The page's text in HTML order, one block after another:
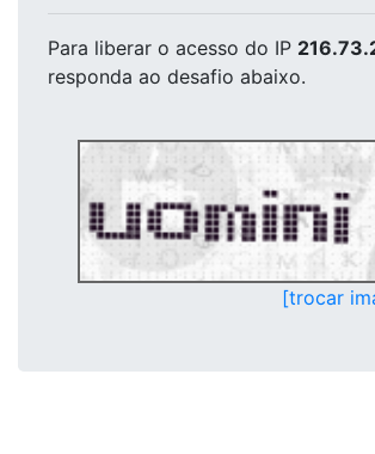
Para liberar o acesso do IP
responda ao desafio abaixo.
[trocar